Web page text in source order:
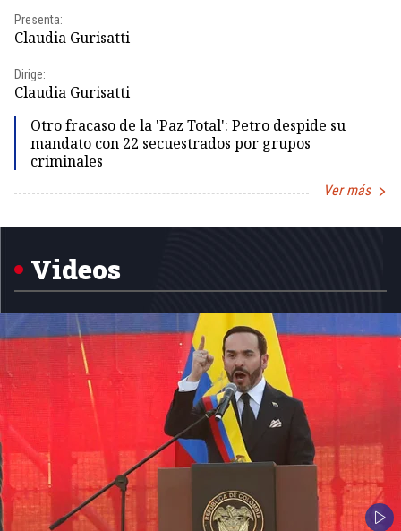
Presenta:
Claudia Gurisatti
Dirige:
Claudia Gurisatti
Otro fracaso de la 'Paz Total': Petro despide su
mandato con 22 secuestrados por grupos
criminales
Ver más
1
Videos